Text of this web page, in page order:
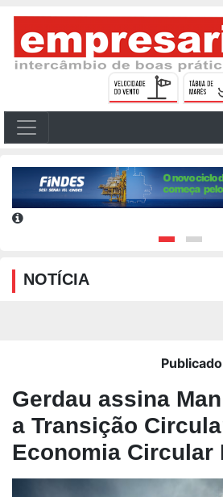
NOTÍCIA
Gerdau assina
a Transição
Economia Circular